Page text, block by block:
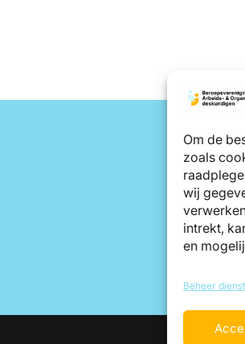
Om de
zoals
wij
intrekt,
en
Beheer